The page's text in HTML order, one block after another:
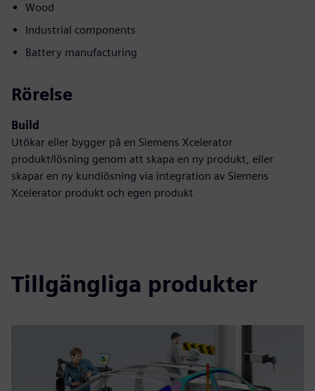
Wood
Industrial components
Battery manufacturing
Rörelse
Build
Utökar eller bygger på en Siemens Xcelerator
produkt/lösning genom att skapa en ny produkt, eller
skapar en ny kundlösning via integration av Siemens
Xcelerator produkt och egen produkt
Tillgängliga produkter